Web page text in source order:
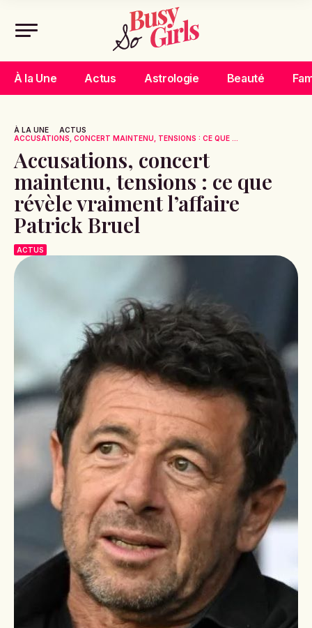
À la Une Actus Astrologie Beauté
À LA UNE
ACTUS
ACCUSATIONS, CONCERT MAINTENU, TENSIONS : CE QUE ...
Accusations, concert
maintenu, tensions : ce que
révèle vraiment l’affaire
Patrick Bruel
ACTUS